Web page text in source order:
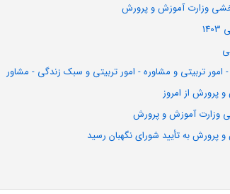
وزارت آموزش و پرورش
تربیتی و مشاوره - امور تربیتی و سبک زندگی - مشاور
وزارت آموزش و پرورش